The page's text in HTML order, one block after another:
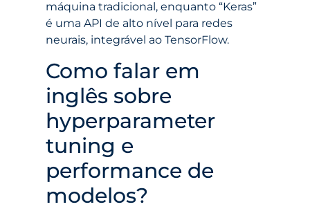
máquina tradicional, enquanto “Keras”
é uma API de alto nível para redes
neurais, integrável ao TensorFlow.
Como falar em
inglês sobre
hyperparameter
tuning e
performance de
modelos?